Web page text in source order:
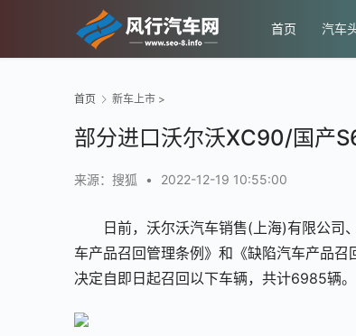
首页 汽车
首页 新车上市 >
部分进口沃尔沃XC90/国产
来源：搜狐 • 2022-12-19 10:55:00
日前，沃尔沃汽车销售(上海)有限公司
车产品召回管理条例》和《缺陷汽车产品召
决定自即日起召回以下车辆，共计6985辆。